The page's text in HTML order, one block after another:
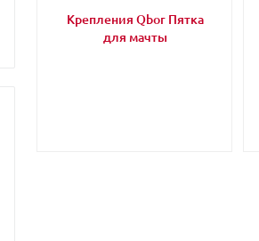
Крепления Qbor Пятка
для мачты